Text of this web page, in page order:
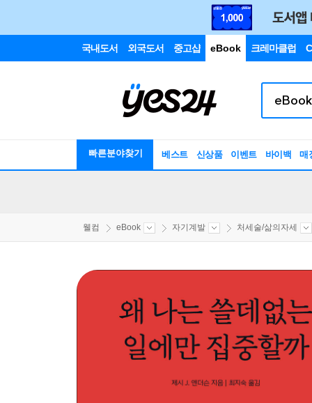
국내도서 외국도서 중고샵 eBook 크레마클럽
빠른분야찾기 베스트 신상품 이벤트 바이백 매
웰컴 eBook 자기계발 처세술/삶의자세